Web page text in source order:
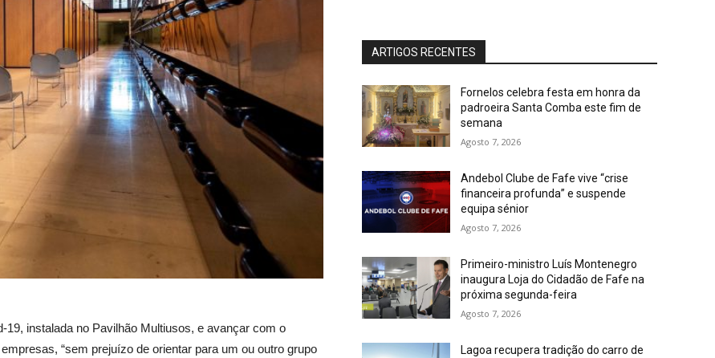
instalada no Pavilhão Multiusos, e avançar com o
“sem prejuízo de orientar para um ou outro grupo
ARTIGOS RECENTES
Fornelos celebra festa em honra da
padroeira Santa Comba este fim de
semana
Agosto 7, 2026
Andebol Clube de Fafe vive “crise
financeira profunda” e suspende
equipa sénior
Agosto 7, 2026
Primeiro-ministro Luís Montenegro
inaugura Loja do Cidadão de Fafe na
próxima segunda-feira
Agosto 7, 2026
Lagoa recupera tradição do carro de